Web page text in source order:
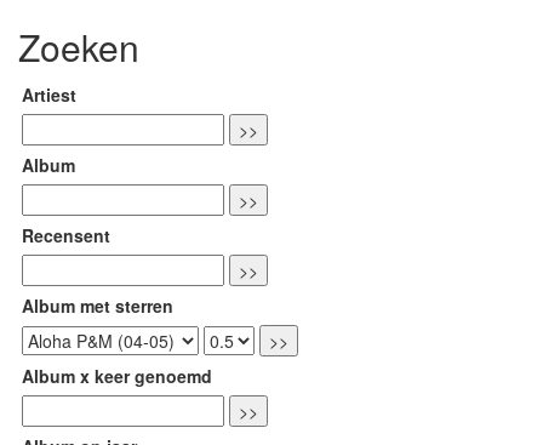
Zoeken
Artiest
Album
Recensent
Album met sterren
Album x keer genoemd